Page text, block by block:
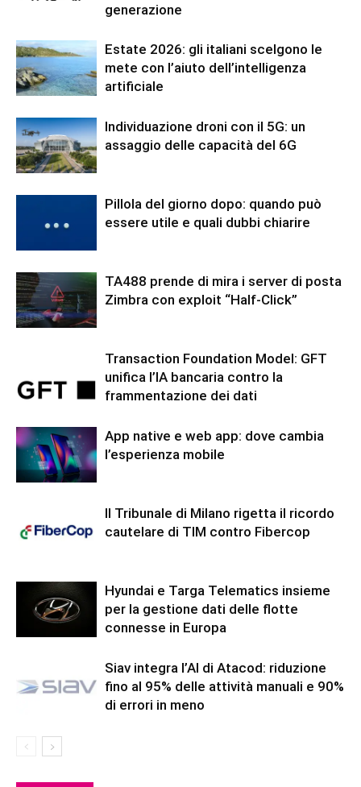
generazione
Estate 2026: gli italiani scelgono le
mete con l’aiuto dell’intelligenza
artificiale
Individuazione droni con il 5G: un
assaggio delle capacità del 6G
Pillola del giorno dopo: quando può
essere utile e quali dubbi chiarire
TA488 prende di mira i server di posta
Zimbra con exploit “Half-Click”
Transaction Foundation Model: GFT
unifica l’IA bancaria contro la
frammentazione dei dati
App native e web app: dove cambia
l’esperienza mobile
Il Tribunale di Milano rigetta il ricordo
cautelare di TIM contro Fibercop
Hyundai e Targa Telematics insieme
per la gestione dati delle flotte
connesse in Europa
Siav integra l’AI di Atacod: riduzione
fino al 95% delle attività manuali e 90%
di errori in meno